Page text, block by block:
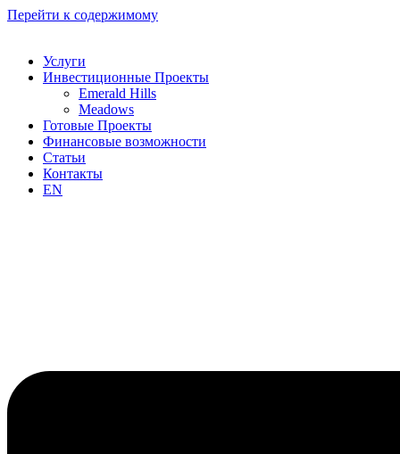
Перейти к содержимому
Услуги
Инвестиционные Проекты
Emerald Hills
Meadows
Готовые Проекты
Финансовые возможности
Статьи
Контакты
EN